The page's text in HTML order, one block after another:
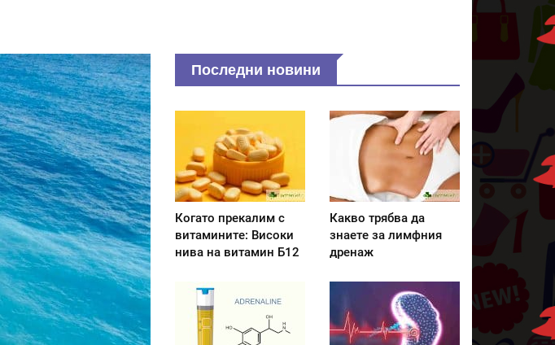
Последни новини
Когато прекалим с
витамините: Високи
нива на витамин Б12
Какво трябва да
знаете за лимфния
дренаж